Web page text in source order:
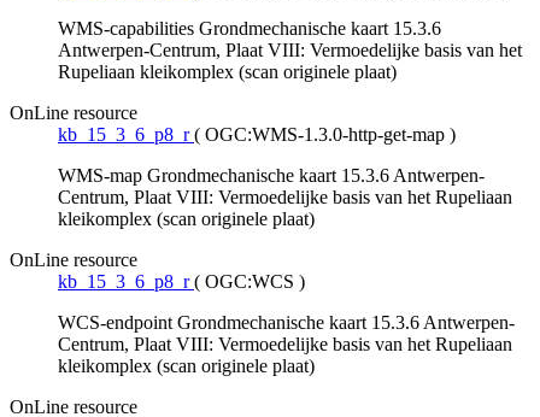
WMS-capabilities Grondmechanische kaart 15.3.6
Antwerpen-Centrum, Plaat VIII: Vermoedelijke basis van het
Rupeliaan kleikomplex (scan originele plaat)
OnLine resource
kb_15_3_6_p8_r ( OGC:WMS-1.3.0-http-get-map )
WMS-map Grondmechanische kaart 15.3.6 Antwerpen-
Centrum, Plaat VIII: Vermoedelijke basis van het Rupeliaan
kleikomplex (scan originele plaat)
OnLine resource
kb_15_3_6_p8_r ( OGC:WCS )
WCS-endpoint Grondmechanische kaart 15.3.6 Antwerpen-
Centrum, Plaat VIII: Vermoedelijke basis van het Rupeliaan
kleikomplex (scan originele plaat)
OnLine resource